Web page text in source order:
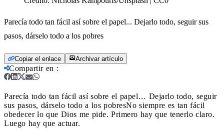
Parecía todo tan fácil así sobre el papel... Dejarlo todo, seguir sus
pasos, dárselo todo a los pobres
Copiar el enlace Archivar artículo
Compartir en :
Parecía todo tan fácil así sobre el papel… Dejarlo todo, seguir
sus pasos, dárselo todo a los pobresNo siempre es tan fácil
obedecer lo que Dios me pide. Primero hay que tenerlo claro.
Luego hay que actuar.